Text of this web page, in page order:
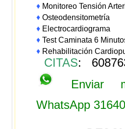
♦ Monitoreo Tensión
♦ Osteodensitometría
♦ Electrocardiograma
♦ Test Caminata 6
♦ Rehabilitación
CITAS:
Enviar
WhatsApp